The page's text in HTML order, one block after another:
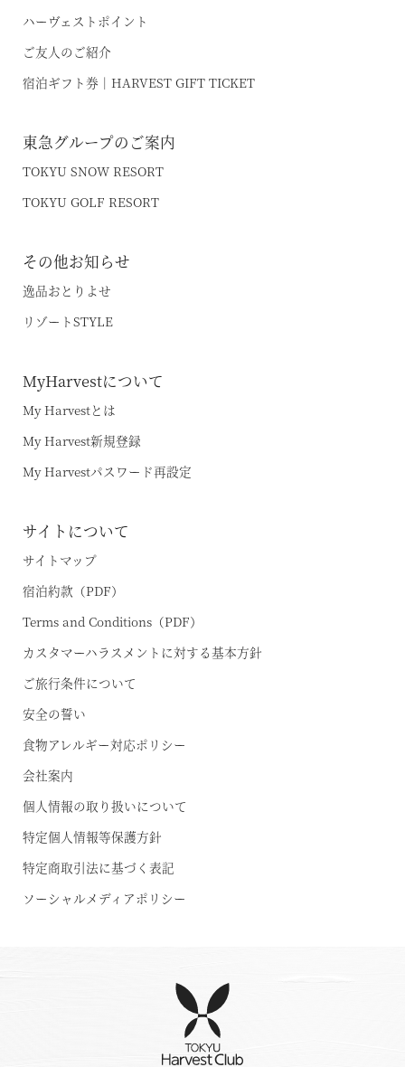
ハーヴェストポイント
ご友人のご紹介
宿泊ギフト券｜HARVEST GIFT TICKET
東急グループのご案内
TOKYU SNOW RESORT
TOKYU GOLF RESORT
その他お知らせ
逸品おとりよせ
リゾートSTYLE
MyHarvestについて
My Harvestとは
My Harvest新規登録
My Harvestパスワード再設定
サイトについて
サイトマップ
宿泊約款（PDF）
Terms and Conditions（PDF）
カスタマーハラスメントに対する基本方針
ご旅行条件について
安全の誓い
食物アレルギー対応ポリシー
会社案内
個人情報の取り扱いについて
特定個人情報等保護方針
特定商取引法に基づく表記
ソーシャルメディアポリシー